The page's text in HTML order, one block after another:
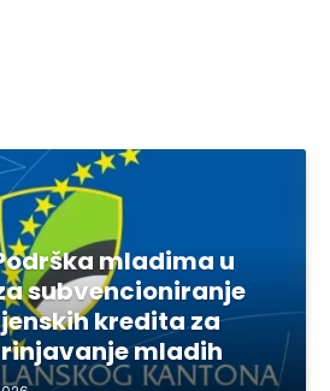
mladima u
subvencioniranje
kredita za
mladih